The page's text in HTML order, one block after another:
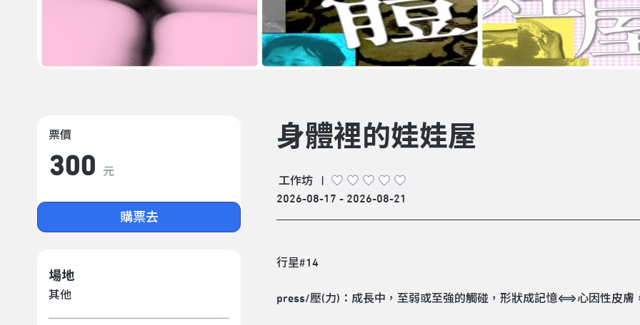
票價
300 元
購票去
場地
其他
身體裡的娃娃屋
工作坊
2026-08-17 - 2026-08-21
行星#14
press/壓(力)：成長中，至弱或至強的觸碰，形狀成記憶⟺心因性皮膚